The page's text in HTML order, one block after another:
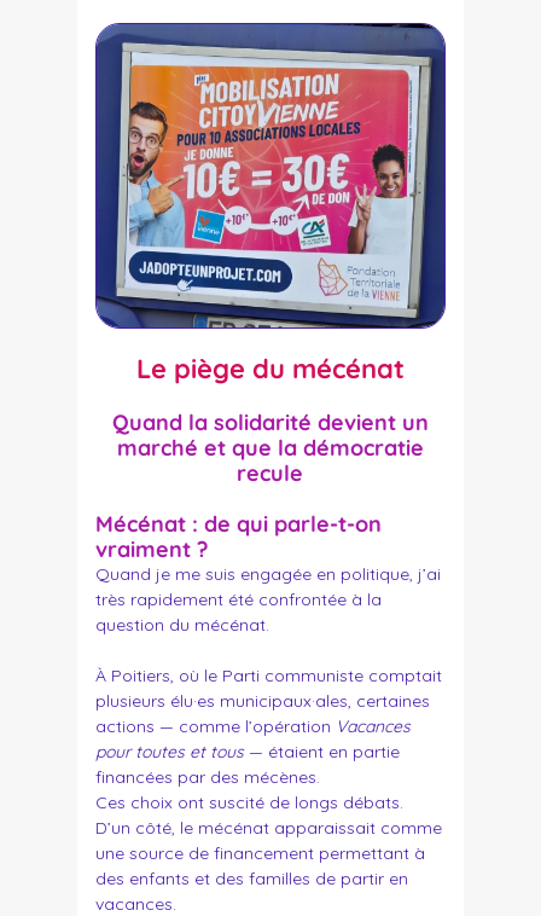
Le piège du mécénat
Quand la solidarité devient un
marché et que la démocratie
recule
Mécénat : de qui parle-t-on
vraiment ?
Quand je me suis engagée en politique, j’ai
très rapidement été confrontée à la
question du mécénat.
À Poitiers, où le Parti communiste comptait
plusieurs élu·es municipaux·ales, certaines
actions — comme l’opération Vacances
pour toutes et tous— étaient en partie
financées par des mécènes.
Ces choix ont suscité de longs débats.
D’un côté, le mécénat apparaissait comme
une source de financement permettant à
des enfants et des familles de partir en
vacances.